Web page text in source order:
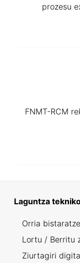
prozesu
FNMT-RCM
Laguntza
Orria
Lortu / Berritu
Ziurtagiri